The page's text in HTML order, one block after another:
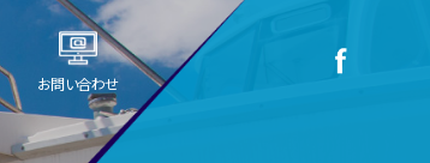
お問い合わせ